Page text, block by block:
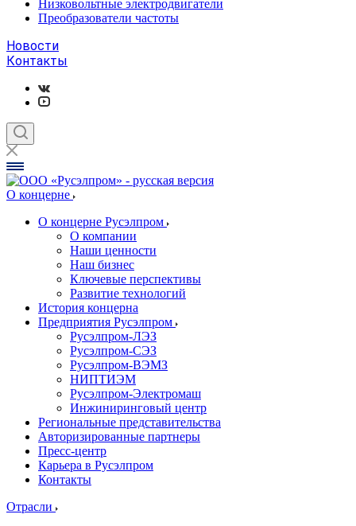
Низковольтные электродвигатели
Преобразователи частоты
Новости
Контакты
О концерне
О концерне Русэлпром
О компании
Наши ценности
Наш бизнес
Ключевые перспективы
Развитие технологий
История концерна
Предприятия Русэлпром
Русэлпром-ЛЭЗ
Русэлпром-СЭЗ
Русэлпром-ВЭМЗ
НИПТИЭМ
Русэлпром-Электромаш
Инжиниринговый центр
Региональные представительства
Авторизированные партнеры
Пресс-центр
Карьера в Русэлпром
Контакты
Отрасли